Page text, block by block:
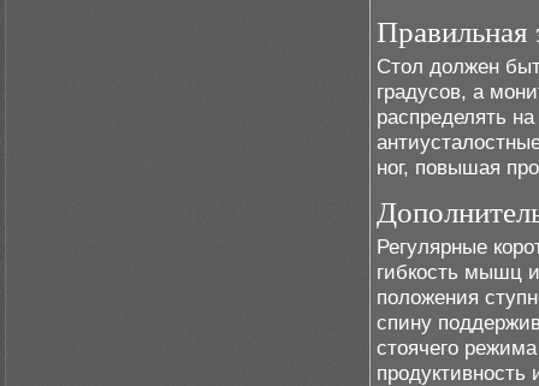
Правильная
Стол должен
градусов, а
распределять
ног, повышая
Регулярные
гибкость мышц
положения
спину
стоячего
продуктивность